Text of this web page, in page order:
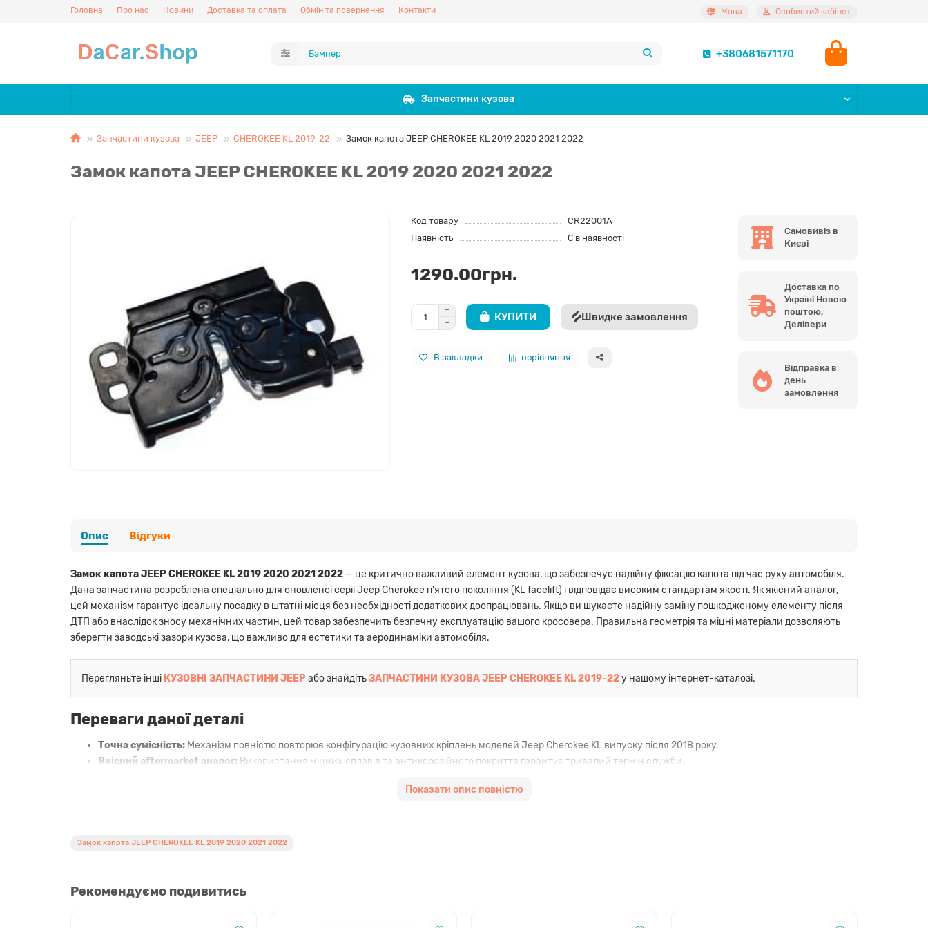
Головна Про нас Новини Доставка та оплата Обмін та повернення Контакти Мова Особистий кабінет
+380681571170
Запчастини кузова
Запчастини кузова JEEP CHEROKEE KL 2019-22 Замок капота JEEP CHEROKEE KL 2019 2020 2021 2022
Замок капота JEEP CHEROKEE KL 2019 2020 2021 2022
Код товару
CR22001A
Наявність
Є в наявності
1290.00грн.
КУПИТИ Швидке замовлення
В закладки порівняння
Самовивіз в
Києві
Доставка по
Україні Новою
поштою,
Делівери
Відправка в
день
замовлення
Опис Відгуки
Замок капота JEEP CHEROKEE KL 2019 2020 2021 2022 — це критично важливий елемент кузова, що забезпечує надійну фіксацію капота під час руху автомобіля.
Дана запчастина розроблена спеціально для оновленої серії Jeep Cherokee п'ятого покоління (KL facelift) і відповідає високим стандартам якості. Як якісний аналог,
цей механізм гарантує ідеальну посадку в штатні місця без необхідності додаткових доопрацювань. Якщо ви шукаєте надійну заміну пошкодженому елементу після
ДТП або внаслідок зносу механічних частин, цей товар забезпечить безпечну експлуатацію вашого кросовера. Правильна геометрія та міцні матеріали дозволяють
зберегти заводські зазори кузова, що важливо для естетики та аеродинаміки автомобіля.
Перегляньте інші КУЗОВНІ ЗАПЧАСТИНИ JEEP або знайдітьЗАПЧАСТИНИ КУЗОВА JEEP CHEROKEE KL 2019-22у нашому інтернет-каталозі.
Переваги даної деталі
Точна сумісність: Механізм повністю повторює конфігурацію кузовних кріплень моделей Jeep Cherokee KL випуску після 2018 року.
Якісний aftermarket аналог: Використання міцних сплавів та антикорозійного покриття гарантує тривалий термін служби.
Запчастина встановлюється на стандартні точки кріплення, що скорочує час перебування авто на сервісі.
Модель:Cherokee (KL) Facelift
Показати опис повністю
Замок капота JEEP CHEROKEE KL 2019 2020 2021 2022
Рекомендуємо подивитись